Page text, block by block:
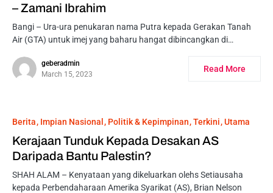
– Zamani Ibrahim
Bangi – Ura-ura penukaran nama Putra kepada Gerakan Tanah
Air (GTA) untuk imej yang baharu hangat dibincangkan di…
geberadmin
March 15, 2023
Read More
Berita Impian Nasional Politik & Kepimpinan Terkini Utama
Kerajaan Tunduk Kepada Desakan AS
Daripada Bantu Palestin?
SHAH ALAM – Kenyataan yang dikeluarkan olehs Setiausaha
kepada Perbendaharaan Amerika Syarikat (AS), Brian Nelson